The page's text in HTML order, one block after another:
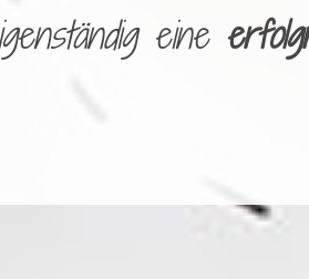
eine